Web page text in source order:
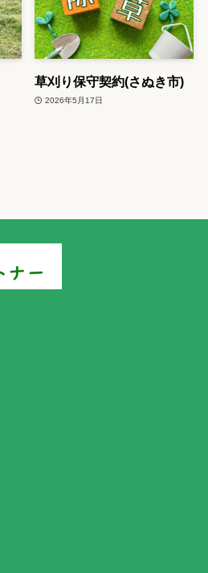
草刈り保守契約(さぬき市)
2026年5月17日